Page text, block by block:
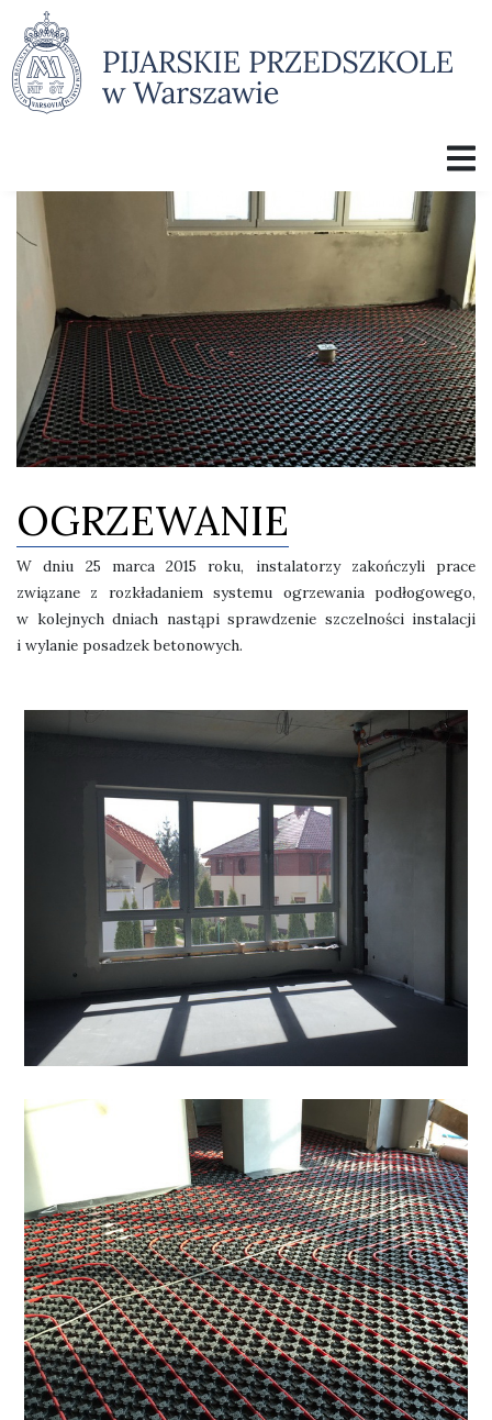
O PRZEDSZKOLU
DLACZEGO MY
ZAJĘCIA
GALERIA ZDJĘĆ
KRONIKA
KĄCIK RODZICA I REKRUTACJA
OGRZEWANIE
W dniu 25 marca 2015 roku, instalatorzy zakończyli prace
związane z rozkładaniem systemu ogrzewania podłogowego,
w kolejnych dniach nastąpi sprawdzenie szczelności instalacji
i wylanie posadzek betonowych.